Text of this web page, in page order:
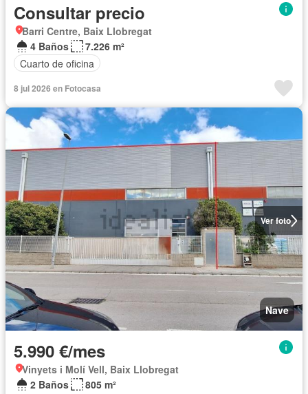
Consultar precio
Barri Centre, Baix Llobregat
4 Baños
7.226 m²
Cuarto de oficina
8 jul 2026 en Fotocasa
Ver foto
Nave
5.990 €/mes
Vinyets i Molí Vell, Baix Llobregat
2 Baños
805 m²